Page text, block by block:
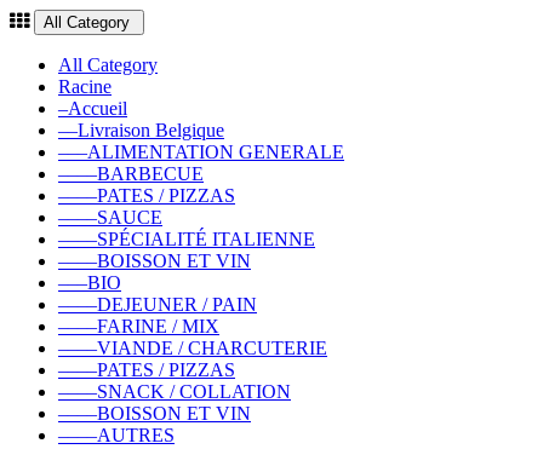
All Category
All Category
Racine
–Accueil
––Livraison Belgique
–––ALIMENTATION GENERALE
––––BARBECUE
––––PATES / PIZZAS
––––SAUCE
––––SPÉCIALITÉ ITALIENNE
––––BOISSON ET VIN
–––BIO
––––DEJEUNER / PAIN
––––FARINE / MIX
––––VIANDE / CHARCUTERIE
––––PATES / PIZZAS
––––SNACK / COLLATION
––––BOISSON ET VIN
––––AUTRES